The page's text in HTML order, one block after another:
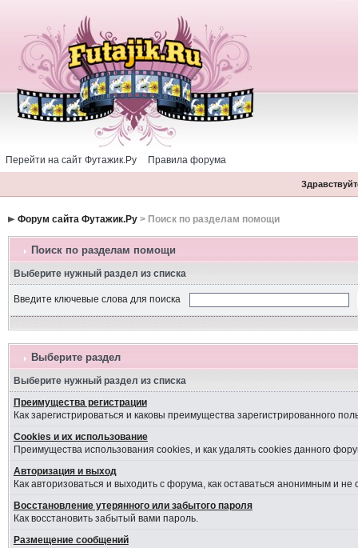
Перейти на сайт Футажик.Ру Правила форума
Форум сайта Футажик.Ру> Поиск по разделам помощи
Поиск по разделам помощи
Выберите нужный раздел из списка
Введите ключевые слова для поиска
Выберите раздел
Выберите нужный раздел из списка
Преимущества регистрации
Как зарегистрироваться и каковы преимущества зарегистрированного
Cookies и их использование
Преимущества использования cookies, и как удалять cookies данного
Авторизация и выход
Как авторизоваться и выходить с форума, как оставаться анонимным и
Восстановление утерянного или забытого пароля
Как восстановить забытый вами пароль.
Размещение сообщений